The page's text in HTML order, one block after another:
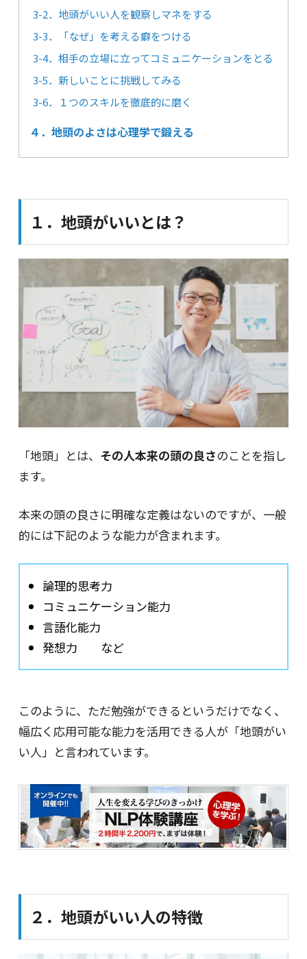
3-2．地頭がいい人を観察しマネをする
3-3．「なぜ」を考える癖をつける
3-4．相手の立場に立ってコミュニケーションをとる
3-5．新しいことに挑戦してみる
3-6．１つのスキルを徹底的に磨く
４．地頭のよさは心理学で鍛える
１．地頭がいいとは？
「地頭」とは、 その人本来の頭の良さのことを指し
ます。
本来の頭の良さに明確な定義はないのですが、一般
的には下記のような能力が含まれます。
論理的思考力
コミュニケーション能力
言語化能力
発想力 など
このように、ただ勉強ができるというだけでなく、
幅広く応用可能な能力を活用できる人が「地頭がい
い人」と言われています。
２．地頭がいい人の特徴